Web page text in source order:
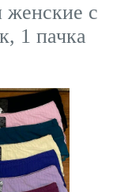
женские с
1 пачка